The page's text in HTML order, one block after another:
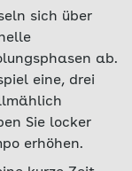
sich über
ab.
eine, drei
Sie locker
erhöhen.